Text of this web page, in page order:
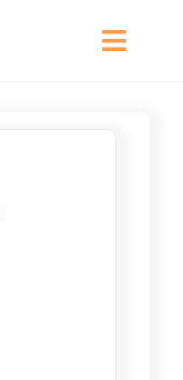
Toggle